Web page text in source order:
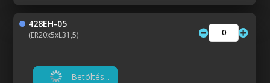
428EH-05
(ER20x5xL31,5)
Betöltés...